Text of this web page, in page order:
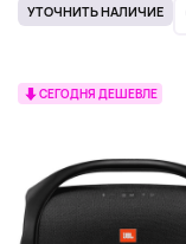
УТОЧНИТЬ НАЛИЧИЕ
СЕГОДНЯ ДЕШЕВЛЕ